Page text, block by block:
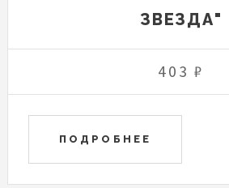
ЗВЕЗДА"
403 ₽
ПОДРОБНЕЕ